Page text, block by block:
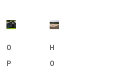
O
P
H
O